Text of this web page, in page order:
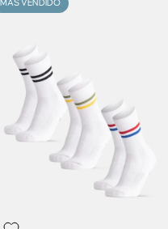
MÁS VENDIDO